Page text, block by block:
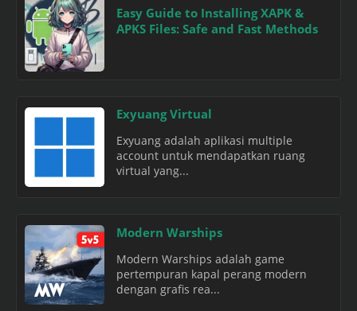
Easy Guide to Installing XAPK &
APKS Files: Safe and Fast Methods
Exyuang Virtual
Exyuang adalah aplikasi multiple
account untuk mendapatkan ruang
virtual yang...
Modern Warships
Modern Warships adalah game
pertempuran kapal perang modern
dengan grafis rea...